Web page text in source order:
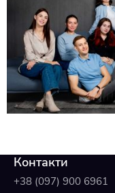
Контакти
+38 (097) 900 6961